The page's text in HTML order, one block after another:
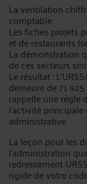
La ventilation
comptable.
Les fiches projets
et de restaurants
La démonstration
de ces secteurs
Le résultat :
demeure de 71
rappelle une règle
l'activité
administrative.
La leçon pour les
l'administration
redressement
rigide de votre